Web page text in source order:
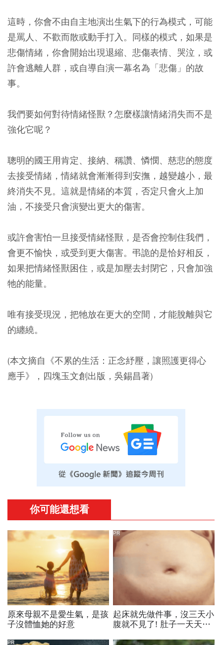
這時，你會不由自主地演出生氣下的行為模式，可能
是罵人、不歡而散或動手打入。同樣的模式，如果是
悲傷情緒，你會開始出現退縮、悲傷表情、哭泣，或
許會逃離人群，或自導自演一幕名為「悲傷」的故
事。
我們要如何對待情緒怪獸？怎麼樣讓情緒消失而不是
強化它呢？
聰明的國王用肯定、接納、稱讚、憐憫、慈悲的態度
去接受情緒，情緒就會漸漸得到安撫，越變越小，最
終消失不見。這就是情緒的本質，否定只會火上加
油，不接受只會演變出更大的傷害。
或許會害怕一旦接受情緒怪獸，是否會控制住我們，
會更不愉快，或受到更大傷害。弔詭的是恰好相反，
如果把情緒怪獸困住，或是加壓去封閉它，只會加強
牠的能量。
唯有接受現況，把牠放在更大的空間，才能脫離與它
的纏繞。
(本文摘自《不累的生活：正念紓壓，讓照護更得心
應手》，四塊玉文創出版，吳錫昌著)